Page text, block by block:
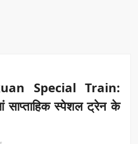
Special Train:
साप्ताहिक स्पेशल ट्रेन के